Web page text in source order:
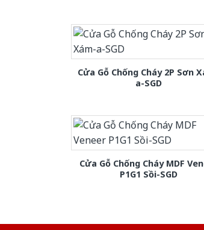
Cửa Gỗ Chống Cháy 2P Sơn
a-SGD
Cửa Gỗ Chống Cháy MDF
P1G1 Sồi-SGD